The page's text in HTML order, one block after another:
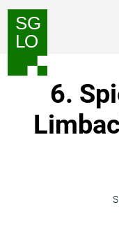
Zum
Inhalt
springen
Zur
Navigation
springen
6.